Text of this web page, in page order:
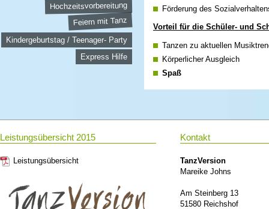
Hochzeitsvorbereitung
Feiern mit Tanz
Kindergeburtstag / Teenager- Party
Express Hilfe
Förderung des
Vorteil für die Schüler- und
Tanzen zu aktuellen
Körperlicher Ausgleich
Spaß
eine Mischung aus beidem ist
Lösung.
Leistungsübersicht 2015
Leistungsübersicht
Kontakt
TanzVersion
Mareike Johns
Am Steinberg 13
51580 Reichshof